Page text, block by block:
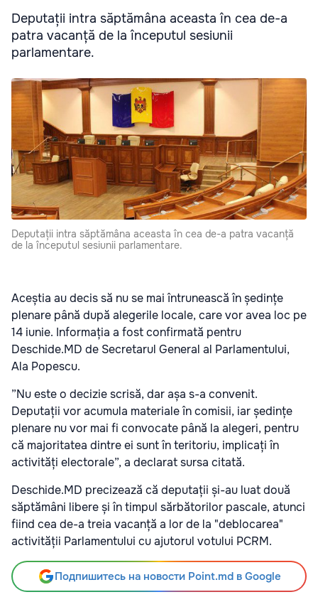
Deputații intra săptămâna aceasta în cea de-a
patra vacanță de la începutul sesiunii
parlamentare.
Deputații intra săptămâna aceasta în cea de-a patra vacanță
de la începutul sesiunii parlamentare.
Aceștia au decis să nu se mai întrunească în ședințe
plenare până după alegerile locale, care vor avea loc pe
14 iunie. Informația a fost confirmată pentru
Deschide.MD de Secretarul General al Parlamentului,
Ala Popescu.
”Nu este o decizie scrisă, dar așa s-a convenit.
Deputații vor acumula materiale în comisii, iar ședințe
plenare nu vor mai fi convocate până la alegeri, pentru
că majoritatea dintre ei sunt în teritoriu, implicați în
activități electorale”, a declarat sursa citată.
Deschide.MD precizează că deputații și-au luat două
săptămâni libere și în timpul sărbătorilor pascale, atunci
fiind cea de-a treia vacanță a lor de la "deblocarea"
activității Parlamentului cu ajutorul votului PCRM.
Подпишитесь на новости Point.md в Google